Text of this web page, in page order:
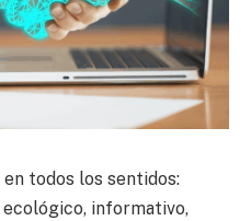
todos los sentidos:
informativo,